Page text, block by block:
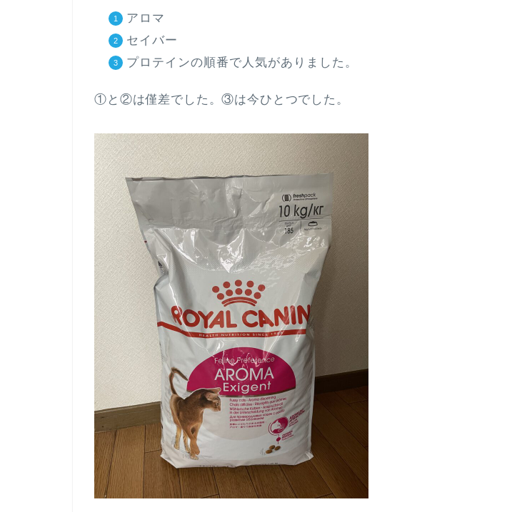
アロマ
セイバー
プロテインの順番で人気がありました。
①と②は僅差でした。③は今ひとつでした。